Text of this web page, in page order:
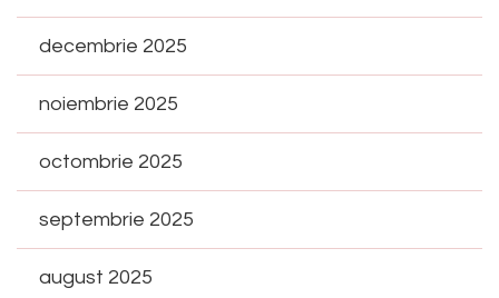
decembrie 2025
noiembrie 2025
octombrie 2025
septembrie 2025
august 2025